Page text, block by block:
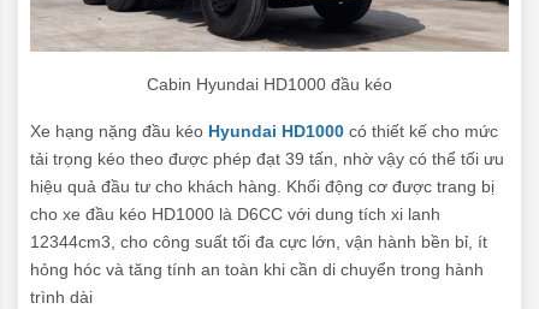
Cabin Hyundai HD1000 đầu kéo
Xe hạng nặng đầu kéo Hyundai HD1000 có thiết kế cho mức
tải trọng kéo theo được phép đạt 39 tấn, nhờ vậy có thể tối ưu
hiệu quả đầu tư cho khách hàng. Khối động cơ được trang bị
cho xe đầu kéo HD1000 là D6CC với dung tích xi lanh
12344cm3, cho công suất tối đa cực lớn, vận hành bền bỉ, ít
hỏng hóc và tăng tính an toàn khi cần di chuyển trong hành
trình dài